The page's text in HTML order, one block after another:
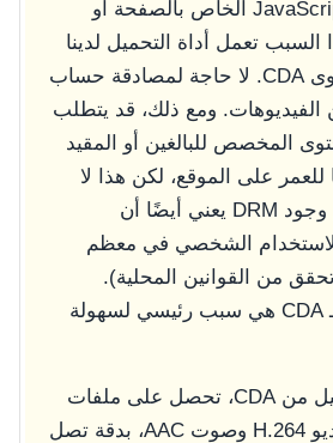
رابط الفيديو من JavaScript الخاص بالصفحة أو
تعمل أداة التحميل لدينا
بشكل موثوق لمحتوى CDA. لا حاجة لمصادقة حساب
الفيديوهات. ومع ذلك، قد يتطلب
المخصص للبالغين أو المقيد
للعمر على الموقع، لكن هذا لا
يتضمن DRM. عدم وجود DRM يعني أيضًا أن
للاستخدام الشخصي في معظم
من القوانين المحلية).
الطبيعة المفتوحة لـ CDA هي سبب رئيسي لسهولة
باختصار، عند التحميل من CDA، تحصل على ملفات
MP4 قياسية مع فيديو H.264 وصوت AAC، بدقة تصل